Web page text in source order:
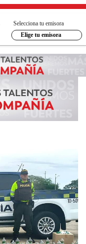
Selecciona tu emisora
Elige tu emisora